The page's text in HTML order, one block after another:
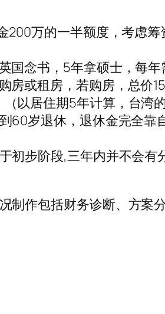
200万的一半额度，考虑
国念书，5年拿硕士，每年
房或租房，若购房，总价
以居住期5年计算，台湾
60岁退休，退休金完全
初步阶段,三年内并不会
制作包括财务诊断、方案